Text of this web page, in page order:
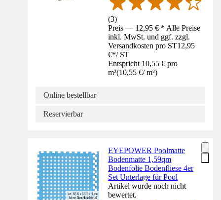
(3)
Preis — 12,95 € * Alle Preise
inkl. MwSt. und ggf. zzgl.
Versandkosten pro ST12,95
€*/ ST
Entspricht 10,55 € pro
m²(10,55 €/ m²)
Online bestellbar
Reservierbar
EYEPOWER Poolmatte
Bodenmatte 1,59qm
Bodenfolie Bodenfliese 4er
Set Unterlage für Pool
Artikel wurde noch nicht
bewertet.